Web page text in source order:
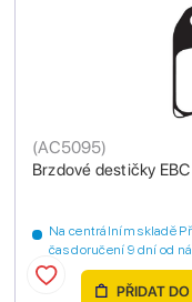
Brzdové destičky
(AC5095)
Na centrálním skladě
čas doručení 9 dní od
PŘIDAT